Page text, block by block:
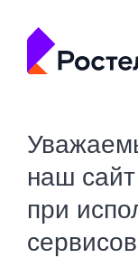
наш
при
сервисов